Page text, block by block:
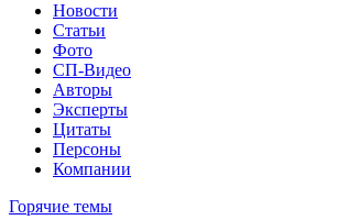
Новости
Статьи
Фото
СП-Видео
Авторы
Эксперты
Цитаты
Персоны
Компании
Горячие темы